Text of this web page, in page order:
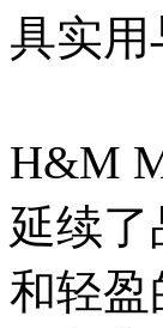
具实用
H&M
延续
和轻盈